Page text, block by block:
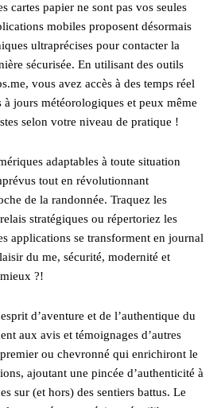
cartes papier ne sont pas vos seules
mobiles proposent désormais
ultraprécises pour contacter la
sécurisée. En utilisant des outils
vous avez accès à des temps réel
à jours météorologiques et peux même
selon votre niveau de pratique !
adaptables à toute situation
tout en révolutionnant
de la randonnée. Traquez les
stratégiques ou répertoriez les
applications se transforment en journal
du me, sécurité, modernité et
?!
d’aventure et de l’authentique du
aux avis et témoignages d’autres
ou chevronné qui enrichiront le
ajoutant une pincée d’authenticité à
sur (et hors) des sentiers battus. Le